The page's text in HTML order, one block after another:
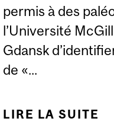
permis à des
l’Université
Gdansk
de «...
LIRE LA SUITE